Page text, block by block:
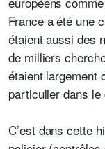
France a été une
étaient aussi des
de milliers
étaient largement
particulier dans le
C’est dans cette